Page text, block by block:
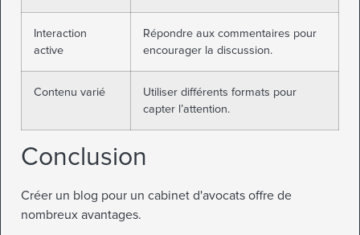
Interaction
active
Répondre aux commentaires pour
encourager la discussion.
Contenu varié
Utiliser différents formats pour
capter l’attention.
Conclusion
Créer un blog pour un cabinet d'avocats offre de
nombreux avantages.